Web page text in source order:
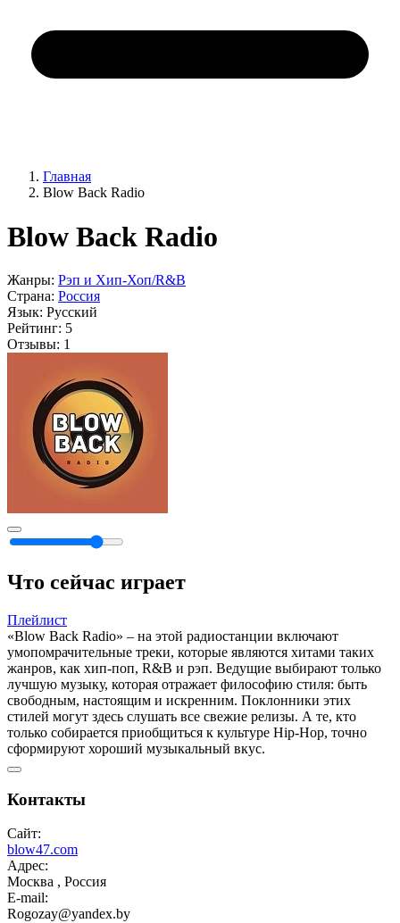
Главная
Blow Back Radio
Blow Back Radio
Жанры: Рэп и Хип-Хоп/R&B
Страна: Россия
Язык: Русский
Рейтинг: 5
Отзывы: 1
Что сейчас играет
Плейлист
«Blow Back Radio» – на этой радиостанции включают
умопомрачительные треки, которые являются хитами таких
жанров, как хип-поп, R&B и рэп. Ведущие выбирают только
лучшую музыку, которая отражает философию стиля: быть
свободным, настоящим и искренним. Поклонники этих
стилей могут здесь слушать все свежие релизы. А те, кто
только собирается приобщиться к культуре Hip-Hop, точно
сформируют хороший музыкальный вкус.
Контакты
Сайт:
blow47.com
Адрес:
Москва , Россия
E-mail:
Rogozay@yandex.by